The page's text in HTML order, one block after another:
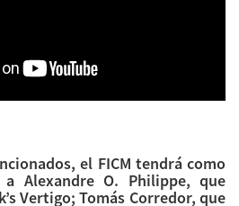
el FICM tendrá como
a Alexandre O. Philippe, que
Vertigo; Tomás Corredor, que